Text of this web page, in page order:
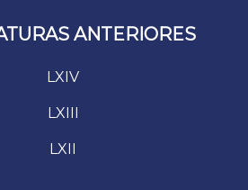
ANTERIORES
LXIV
LXIII
LXII